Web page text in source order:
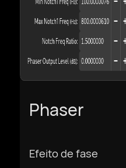
Phaser
Efeito de fase